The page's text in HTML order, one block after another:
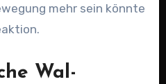
mehr sein könnte
Wal-